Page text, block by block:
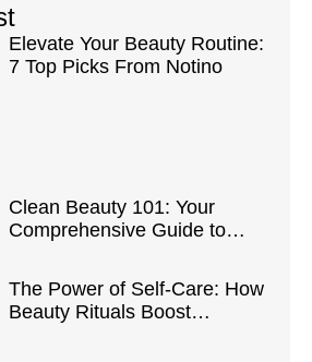
Elevate Your Beauty Routine:
7 Top Picks From Notino
Clean Beauty 101: Your
Comprehensive Guide to
The Power of Self-Care: How
Beauty Rituals Boost